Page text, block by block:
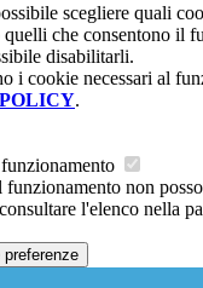
scegliere quali
che consentono il
disabilitarli.
i cookie necessari al
.
non
l'elenco nella